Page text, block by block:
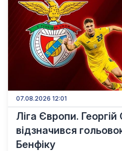
07.08.2026 12:01
Ліга Європи.
відзначився
Бенфіку